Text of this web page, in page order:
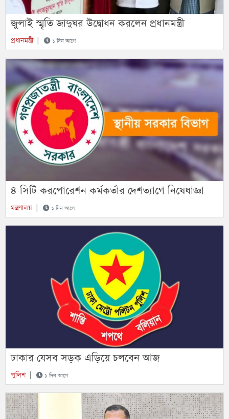
জুলাই স্মৃতি জাদুঘর উদ্বোধন করলেন প্রধানমন্ত্রী
প্রধানমন্ত্রী| ১ দিন আগে
৪ সিটি করপোরেশন কর্মকর্তার দেশত্যাগে নিষেধাজ্ঞা
মন্ত্রণালয় ১ দিন আগে
ঢাকার যেসব সড়ক এড়িয়ে চলবেন আজ
পুলিশ| ১ দিন আগে